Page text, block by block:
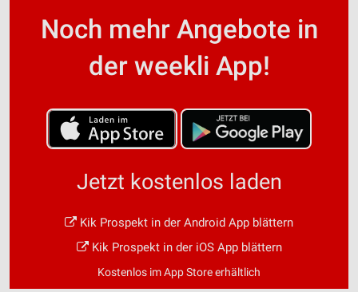
Noch mehr Angebote in
der weekli App!
Jetzt kostenlos laden
Kik Prospekt in der Android App blättern
Kik Prospekt in der iOS App blättern
Kostenlos im App Store erhältlich